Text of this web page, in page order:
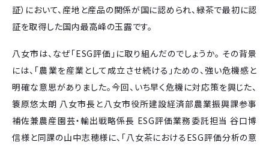
証）において、産地と産品の関係が国に認められ、緑茶で最初に認
証を取得した国内最高峰の玉露です。
八女市は、なぜ「ESG評価」に取り組んだのでしょうか。 その背景
には、「農業を産業として成立させ続ける」ための、強い危機感と
明確な意思がありました。今回、いち早く危機に対応策を興じた、
簑原悠太朗 八女市長と八女市役所建設経済部農業振興課参事
補佐兼農産園芸・輸出戦略係長 ESG評価業務委託担当 谷口博
信様と同課の山中志穂様に、「八女茶におけるESG評価分析の意